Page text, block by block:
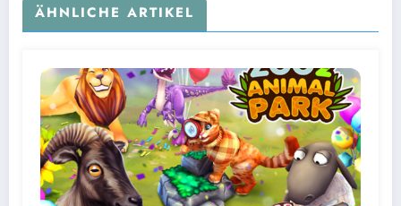
ÄHNLICHE ARTIKEL